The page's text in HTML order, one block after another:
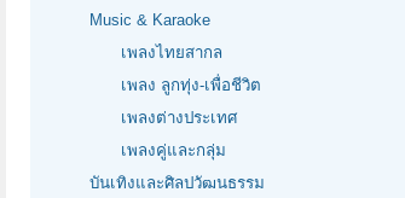
Music & Karaoke
เพลงไทยสากล
เพลง ลูกทุ่ง-เพื่อชีวิต
เพลงต่างประเทศ
เพลงคู่และกลุ่ม
บันเทิงและศิลปวัฒนธรรม